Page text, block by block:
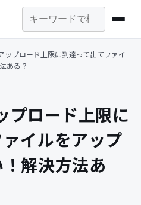
ップロード上限に到達って出てファイ
ある？
プロード上限に
イルをアップ
解決方法あ